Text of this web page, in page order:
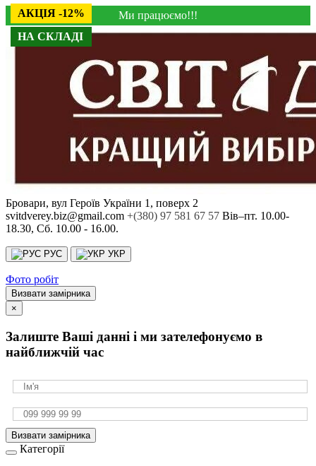
Ми працюємо!!!
Бровари, вул Героїв України 1, поверх 2
svitdverey.biz@gmail.com +(380) 97 581 67 57 Вів–пт. 10.00-
18.30, Сб. 10.00 - 16.00.
РУС УКР
Фото робіт
Визвати замірника
×
Залиште Ваші данні і ми зателефонуємо в
найближчій час
Визвати замірника
Категорії
АКЦІЯ -10%
НА СКЛАДІ
АКЦІЯ -14%
НА СКЛАДІ
АКЦІЯ -14%
АКЦІЯ -12%